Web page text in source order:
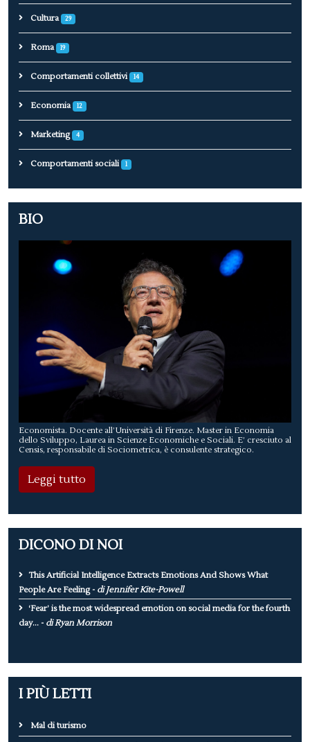
Cultura 29
Roma 19
Comportamenti collettivi 14
Economia 12
Marketing 4
Comportamenti sociali 1
BIO
Economista. Docente all’Università di Firenze. Master in Economia
dello Sviluppo, Laurea in Scienze Economiche e Sociali. E’ cresciuto al
Censis, responsabile di Sociometrica, è consulente strategico.
Leggi tutto
DICONO DI NOI
This Artificial Intelligence Extracts Emotions And Shows What
People Are Feeling - di Jennifer Kite-Powell
‘Fear’ is the most widespread emotion on social media for the fourth
day... - di Ryan Morrison
I PIÙ LETTI
Mal di turismo